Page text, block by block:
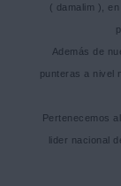
( damalim ),
Además de
punteras a nivel
Pertenecemos
lider nacional